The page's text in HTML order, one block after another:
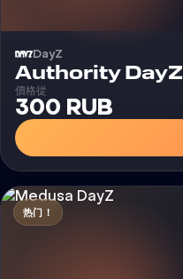
DayZ
Authority DayZ
價格從
300 RUB
热门！